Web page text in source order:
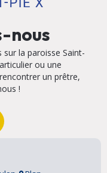
nous
la paroisse Saint-
ou une
un prêtre,
!